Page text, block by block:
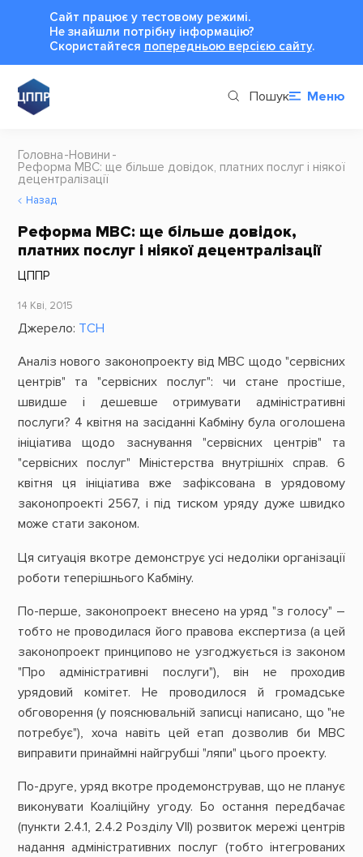
Сайт працює у тестовому режимі.
Не знайшли потрібну інформацію?
Cкористайтеся попередньою версією сайту.
Пошук Меню
Головна Новини
Реформа МВС: ще більше довідок, платних поcлуг і ніякої
децентралізації
Назад
Реформа МВС: ще більше довідок,
платних поcлуг і ніякої децентралізації
ЦППР
14 Кві, 2015
Джерело: ТСН
Аналіз нового законопроекту від МВС щодо "сервісних
центрів" та "сервісних послуг": чи стане простіше,
швидше і дешевше отримувати адміністративні
послуги? 4 квітня на засіданні Кабміну була оголошена
ініціатива щодо заснування "сервісних центрів" та
"сервісних послуг" Міністерства внутрішніх справ. 6
квітня ця ініціатива вже зафіксована в урядовому
законопроекті 2567, і під тиском уряду дуже швидко
може стати законом.
Ця ситуація вкотре демонструє усі недоліки організації
роботи теперішнього Кабміну.
По-перше, законопроект внесено на уряд "з голосу" –
тобто не проводилася його правова експертиза (а цей
законопроект принципово не узгоджується із законом
"Про адміністративні послуги"), він не проходив
урядовий комітет. Не проводилося й громадське
обговорення (у пояснювальній записці написано, що "не
потребує"), хоча навіть цей етап дозволив би МВС
виправити принаймні найгрубші "ляпи" цього проекту.
По-друге, уряд вкотре продемонстрував, що не планує
виконувати Коаліційну угоду. Бо остання передбачає
(пункти 2.4.1, 2.4.2 Розділу VІІ) розвиток мережі центрів
надання адміністративних послуг (тобто інтегрованих